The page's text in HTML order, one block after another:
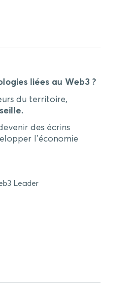
liées au Web3 ?
du territoire,
des écrins
l’économie
Leader